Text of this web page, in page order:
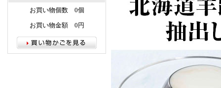
お買い物個数 0個
お買い物金額 0円